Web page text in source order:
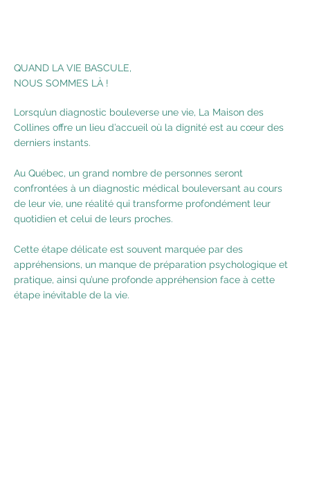
QUAND LA VIE BASCULE,
NOUS SOMMES LÀ !
Lorsqu’un diagnostic bouleverse une vie, La Maison des
Collines offre un lieu d’accueil où la dignité est au cœur des
derniers instants.
Au Québec, un grand nombre de personnes seront
confrontées à un diagnostic médical bouleversant au cours
de leur vie, une réalité qui transforme profondément leur
quotidien et celui de leurs proches.
Cette étape délicate est souvent marquée par des
appréhensions, un manque de préparation psychologique et
pratique, ainsi qu’une profonde appréhension face à cette
étape inévitable de la vie.